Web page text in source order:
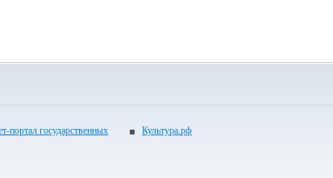
портал государственных
Культура.рф